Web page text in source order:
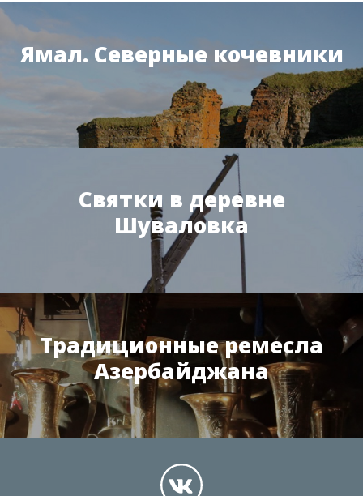
Ямал. Северные кочевники
Святки в деревне
Шуваловка
Традиционные ремесла
Азербайджана